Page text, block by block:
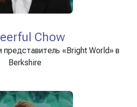
Chow
«Bright World» в
Berkshire